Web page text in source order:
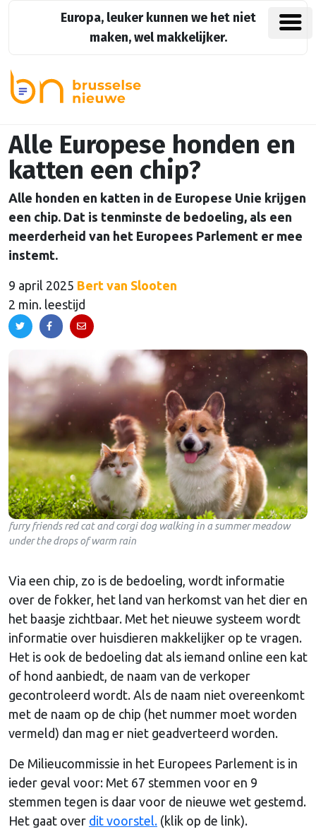
Europa, leuker kunnen we het niet
maken, wel makkelijker.
Alle Europese honden en
katten een chip?
Alle honden en katten in de Europese Unie krijgen
een chip. Dat is tenminste de bedoeling, als een
meerderheid van het Europees Parlement er mee
instemt.
9 april 2025 Bert van Slooten
2 min. leestijd
furry friends red cat and corgi dog walking in a summer meadow
under the drops of warm rain
Via een chip, zo is de bedoeling, wordt informatie
over de fokker, het land van herkomst van het dier en
het baasje zichtbaar. Met het nieuwe systeem wordt
informatie over huisdieren makkelijker op te vragen.
Het is ook de bedoeling dat als iemand online een kat
of hond aanbiedt, de naam van de verkoper
gecontroleerd wordt. Als de naam niet overeenkomt
met de naam op de chip (het nummer moet worden
vermeld) dan mag er niet geadverteerd worden.
De Milieucommissie in het Europees Parlement is in
ieder geval voor: Met 67 stemmen voor en 9
stemmen tegen is daar voor de nieuwe wet gestemd.
Het gaat over dit voorstel. (klik op de link).